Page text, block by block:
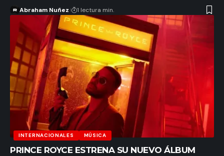
Abraham Nuñez 1 lectura min.
INTERNACIONALES MÚSICA
PRINCE ROYCE ESTRENA SU NUEVO ÁLBUM